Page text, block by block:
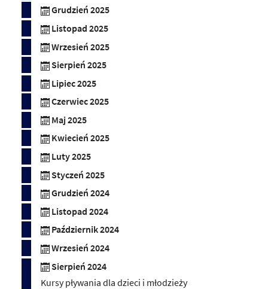
Grudzień 2025
Listopad 2025
Wrzesień 2025
Sierpień 2025
Lipiec 2025
Czerwiec 2025
Maj 2025
Kwiecień 2025
Luty 2025
Styczeń 2025
Grudzień 2024
Listopad 2024
Październik 2024
Wrzesień 2024
Sierpień 2024
Kursy pływania dla dzieci i młodzieży